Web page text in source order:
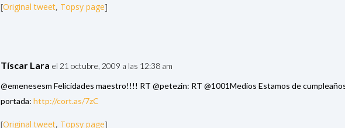
[Original tweet, Topsy page]
Tíscar Lara el 21 octubre, 2009 a las 12:38 am
@emenesesm Felicidades maestro!!!! RT @petezin: RT @1001Medios Estamos de
portada:http://cort.as/7zC
[Original tweet, Topsy page]